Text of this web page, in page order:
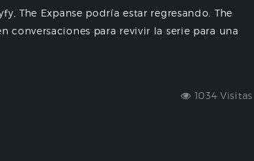
The Expanse podría estar regresando. The
conversaciones para revivir la serie para una
1034 Visitas